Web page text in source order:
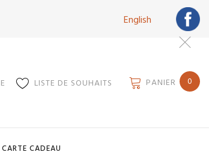
English
LISTE DE SOUHAITS PANIER 0
CARTE CADEAU